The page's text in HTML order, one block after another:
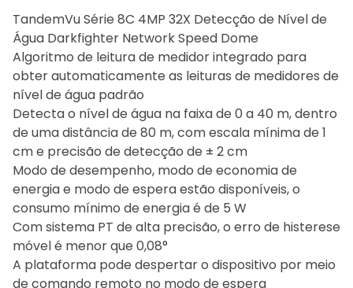
TandemVu Série 8C 4MP 32X Detecção de Nível de
Água Darkfighter Network Speed Dome
Algoritmo de leitura de medidor integrado para
obter automaticamente as leituras de medidores de
nível de água padrão
Detecta o nível de água na faixa de 0 a 40 m, dentro
de uma distância de 80 m, com escala mínima de 1
cm e precisão de detecção de ± 2 cm
Modo de desempenho, modo de economia de
energia e modo de espera estão disponíveis, o
consumo mínimo de energia é de 5 W
Com sistema PT de alta precisão, o erro de histerese
móvel é menor que 0,08°
A plataforma pode despertar o dispositivo por meio
de comando remoto no modo de espera